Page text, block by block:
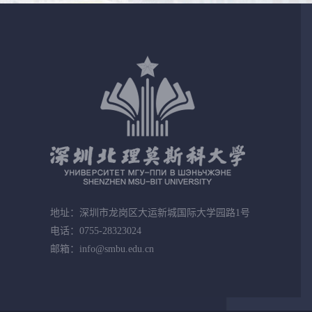
地址：深圳市龙岗区大运新城国际大学园路1号
电话：0755-28323024
邮箱：info@smbu.edu.cn